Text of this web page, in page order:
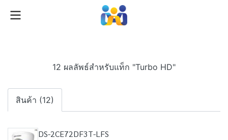
12 ผลลัพธ์สำหรับแท็ก "Turbo HD"
สินค้า (12)
DS-2CE72DF3T-LFS